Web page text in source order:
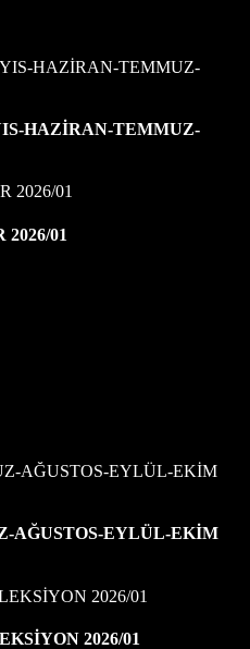
HAZİRAN-TEMMUZ-
01
AĞUSTOS-EYLÜL-EKİM
2026/01